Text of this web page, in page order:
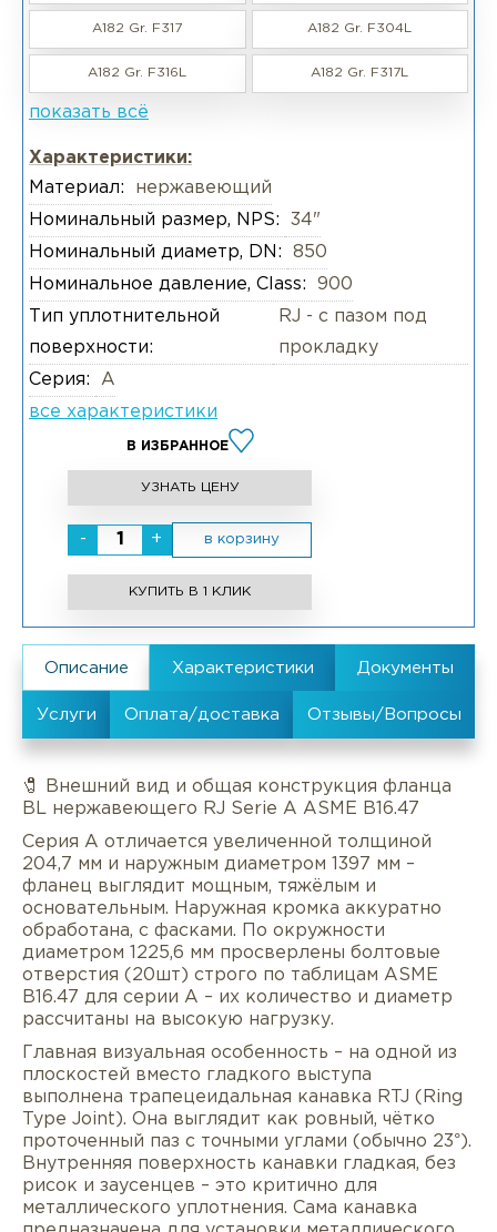
A182 Gr. F317 A182 Gr. F304L
A182 Gr. F316L A182 Gr. F317L
показать всё
Характеристики:
Материал:
нержавеющий
Номинальный размер, NPS:
34"
Номинальный диаметр, DN:
850
Номинальное давление, Class:
900
Тип уплотнительной
поверхности:
RJ - с пазом под
прокладку
Серия:
А
все характеристики
В ИЗБРАННОЕ
УЗНАТЬ ЦЕНУ
- + в корзину
КУПИТЬ В 1 КЛИК
Описание Характеристики
Услуги Оплата/доставка Отзывы/
🧷 Внешний вид и общая конструкция фланца
BL нержавеющего RJ Serie A ASME B16.47
Серия A отличается увеличенной толщиной
204,7 мм и наружным диаметром 1397 мм –
фланец выглядит мощным, тяжёлым и
основательным. Наружная кромка аккуратно
обработана, с фасками. По окружности
диаметром 1225,6 мм просверлены болтовые
отверстия (20шт) строго по таблицам ASME
B16.47 для серии A – их количество и диаметр
рассчитаны на высокую нагрузку.
Главная визуальная особенность – на одной из
плоскостей вместо гладкого выступа
выполнена трапецеидальная канавка RTJ (Ring
Type Joint). Она выглядит как ровный, чётко
проточенный паз с точными углами (обычно 23°).
Внутренняя поверхность канавки гладкая, без
рисок и заусенцев – это критично для
металлического уплотнения. Сама канавка